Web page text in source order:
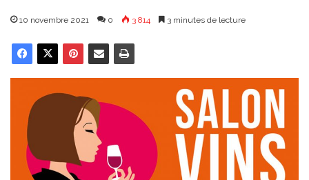
10 novembre 2021 0 3 814 3 minutes de lecture